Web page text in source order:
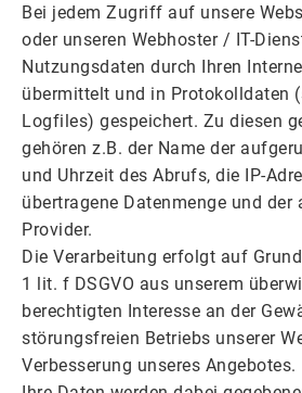
Bei jedem Zugriff auf unsere
oder unseren Webhoster / IT-
Nutzungsdaten durch Ihren
übermittelt und in Protokolldaten
Logfiles) gespeichert. Zu diesen
gehören z.B. der Name der
und Uhrzeit des Abrufs, die IP-
übertragene Datenmenge und der
Provider.
Die Verarbeitung erfolgt auf
1 lit. f DSGVO aus unserem
berechtigten Interesse an der
störungsfreien Betriebs unserer
Verbesserung unseres Angebotes.